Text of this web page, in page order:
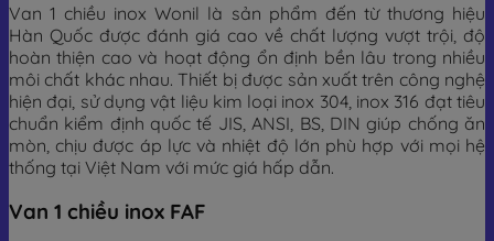
Van 1 chiều inox Wonil là sản phẩm đến từ thương hiệu
Hàn Quốc được đánh giá cao về chất lượng vượt trội, độ
hoàn thiện cao và hoạt động ổn định bền lâu trong nhiều
môi chất khác nhau. Thiết bị được sản xuất trên công nghệ
hiện đại, sử dụng vật liệu kim loại inox 304, inox 316 đạt tiêu
chuẩn kiểm định quốc tế JIS, ANSI, BS, DIN giúp chống ăn
mòn, chịu được áp lực và nhiệt độ lớn phù hợp với mọi hệ
thống tại Việt Nam với mức giá hấp dẫn.
Van 1 chiều inox FAF